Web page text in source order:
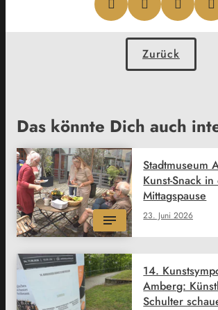
Zurück
Das könnte Dich auch
23. Juni 2026
Stadtmuseum
Kunst-Snack
Mittagspause
14.
Amberg:
Schulter